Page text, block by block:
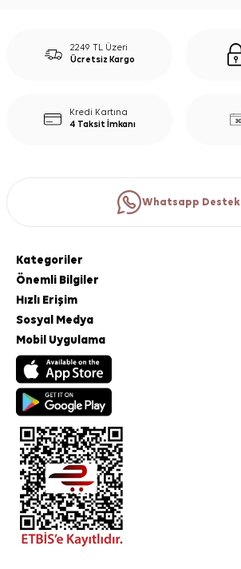
2249 TL Üzeri
Ücretsiz Kargo
Kredi Kartına
4 Taksit İmkanı
Whatsapp Destek
Kategoriler
Önemli Bilgiler
Hızlı Erişim
Sosyal Medya
Mobil Uygulama